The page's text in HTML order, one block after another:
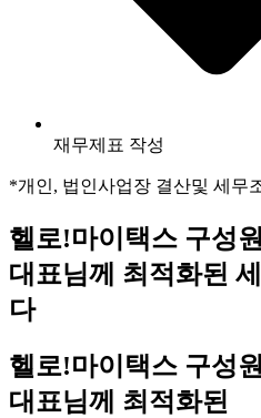
재무제표 작성
*개인, 법인사업장 결산및 세무
헬로!마이택스 구성
대표님께 최적화된
다
헬로!마이택스 구성
대표님께 최적화된